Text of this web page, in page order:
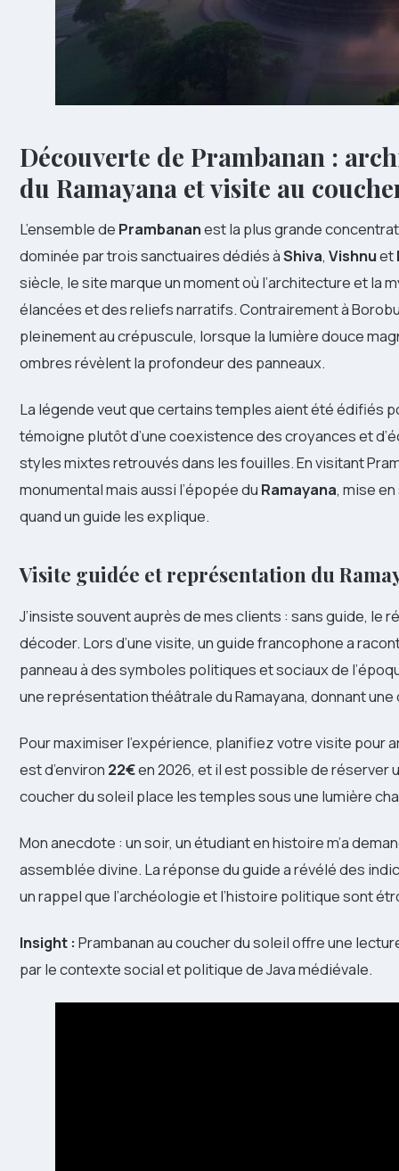
Découverte de Prambanan :
du Ramayana et visite au
L’ensemble de Prambananest la plus grande
dominée par trois sanctuaires dédiés àShiva, Vishnuet
siècle, le site marque un moment où l’architecture et la
élancées et des reliefs narratifs. Contrairement à
pleinement au crépuscule, lorsque la lumière douce
ombres révèlent la profondeur des panneaux.
La légende veut que certains temples aient été édifiés
témoigne plutôt d’une coexistence des croyances et
styles mixtes retrouvés dans les fouilles. En visitant
monumental mais aussi l’épopée du Ramayana, mise
quand un guide les explique.
Visite guidée et représentation du
J’insiste souvent auprès de mes clients : sans guide, le
décoder. Lors d’une visite, un guide francophone a
panneau à des symboles politiques et sociaux de
une représentation théâtrale du Ramayana, donnant
Pour maximiser l’expérience, planifiez votre visite pour
est d’environ 22€en 2026, et il est possible de réserver
coucher du soleil place les temples sous une lumière
Mon anecdote : un soir, un étudiant en histoire m’a
assemblée divine. La réponse du guide a révélé des
un rappel que l’archéologie et l’histoire politique sont
Insight : Prambanan au coucher du soleil offre une
par le contexte social et politique de Java médiévale.